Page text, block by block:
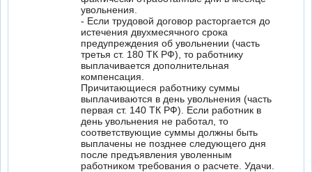
увольнения.
- Если трудовой договор расторгается до
истечения двухмесячного срока
предупреждения об увольнении (часть
третья ст. 180 ТК РФ), то работнику
выплачивается дополнительная
компенсация.
Причитающиеся работнику суммы
выплачиваются в день увольнения (часть
первая ст. 140 ТК РФ). Если работник в
день увольнения не работал, то
соответствующие суммы должны быть
выплачены не позднее следующего дня
после предъявления уволенным
работником требования о расчете. Удачи.